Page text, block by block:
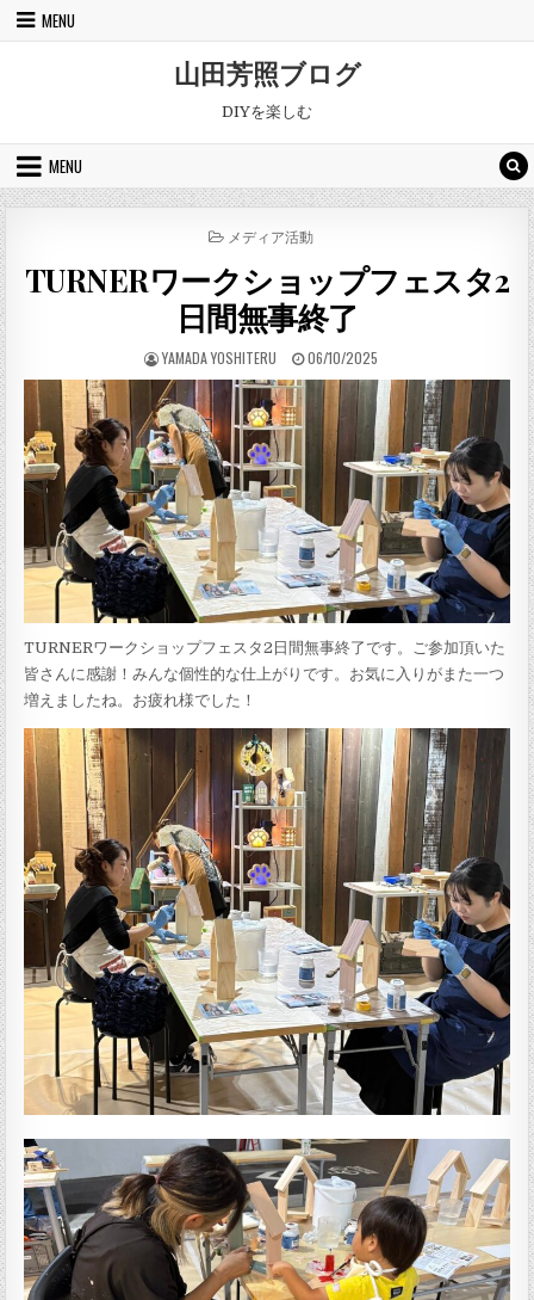
Skip to content
MENU
山田芳照ブログ
DIYを楽しむ
MENU
POSTED IN
メディア活動
TURNERワークショップフェスタ2
日間無事終了
AUTHOR:
YAMADA YOSHITERU PUBLISHED DATE:
06/10/2025
TURNERワークショップフェスタ2日間無事終了です。ご参加頂いた
皆さんに感謝！みんな個性的な仕上がりです。お気に入りがまた一つ
増えましたね。お疲れ様でした！